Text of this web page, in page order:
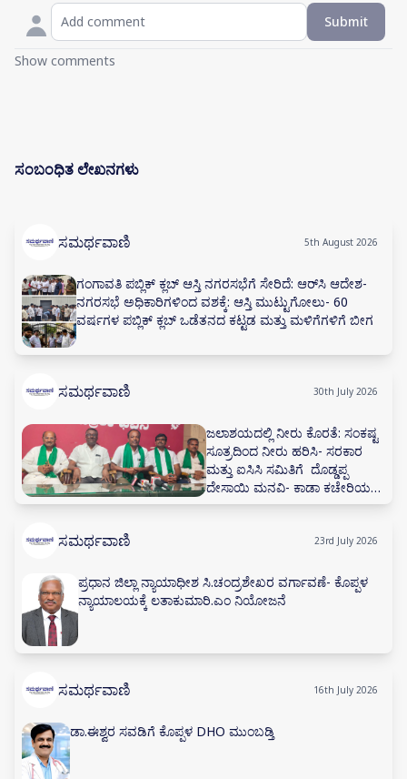
Submit
Show comments
ಸಂಬಂಧಿತ ಲೇಖನಗಳು
ಸಮರ್ಥವಾಣಿ 5th August 2026
ಗಂಗಾವತಿ ಪಬ್ಲಿಕ್ ಕ್ಲಬ್ ಆಸ್ತಿ ನಗರಸಭೆಗೆ ಸೇರಿದೆ: ಆರ್‌ಸಿ ಆದೇಶ-
ನಗರಸಭೆ ಅಧಿಕಾರಿಗಳಿಂದ ವಶಕ್ಕೆ: ಆಸ್ತಿ ಮುಟ್ಟುಗೋಲು- 60
ವರ್ಷಗಳ ಪಬ್ಲಿಕ್ ಕ್ಲಬ್ ಒಡೆತನದ ಕಟ್ಟಡ ಮತ್ತು ಮಳಿಗೆಗಳಿಗೆ ಬೀಗ
ಸಮರ್ಥವಾಣಿ 30th July 2026
ಜಲಾಶಯದಲ್ಲಿ ನೀರು ಕೊರತೆ: ಸಂಕಷ್ಟ
ಸೂತ್ರದಿಂದ ನೀರು ಹರಿಸಿ- ಸರಕಾರ
ಮತ್ತು ಐಸಿಸಿ ಸಮಿತಿಗೆ ದೊಡ್ಡಪ್ಪ
ದೇಸಾಯಿ ಮನವಿ- ಕಾಡಾ ಕಚೇರಿಯಲ್ಲಿ
ನೀರಾವರಿ ಸಲಹಾ ಸಮಿತಿ ಸಭೆ ನಡೆಸಲು
ಸಮರ್ಥವಾಣಿ 23rd July 2026
ಪ್ರಧಾನ ಜಿಲ್ಲಾ ನ್ಯಾಯಾಧೀಶ ಸಿ.ಚಂದ್ರಶೇಖರ ವರ್ಗಾವಣೆ- ಕೊಪ್ಪಳ
ನ್ಯಾಯಾಲಯಕ್ಕೆ ಲತಾಕುಮಾರಿ.ಎಂ ನಿಯೋಜನೆ
ಸಮರ್ಥವಾಣಿ 16th July 2026
ಡಾ.ಈಶ್ವರ ಸವಡಿಗೆ ಕೊಪ್ಪಳ DHO ಮುಂಬಡ್ತಿ